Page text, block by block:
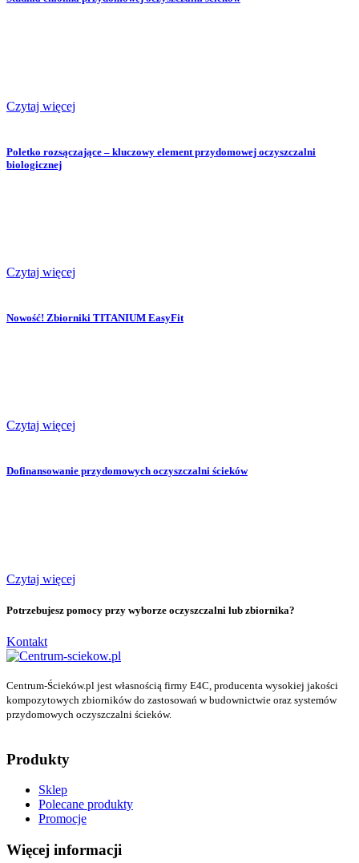
Czytaj więcej
Poletko rozsączające – kluczowy element przydomowej oczyszczalni
biologicznej
Czytaj więcej
Nowość! Zbiorniki TITANIUM EasyFit
Czytaj więcej
Dofinansowanie przydomowych oczyszczalni ścieków
Czytaj więcej
Potrzebujesz pomocy przy wyborze oczyszczalni lub zbiornika?
Kontakt
Centrum-Ścieków.pl jest własnością firmy E4C, producenta wysokiej jakości
kompozytowych zbiorników do zastosowań w budownictwie oraz systemów
przydomowych oczyszczalni ścieków.
Produkty
Sklep
Polecane produkty
Promocje
Więcej informacji